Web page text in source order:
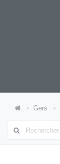
Gers